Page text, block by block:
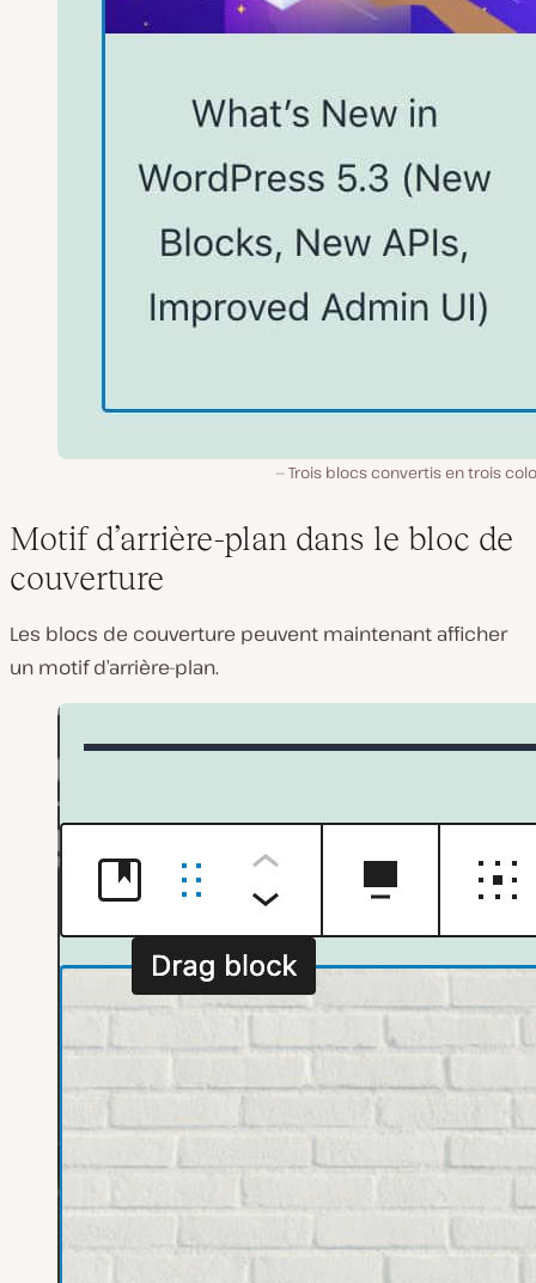
Trois blocs convertis en trois
Motif d’arrière-plan dans le bloc de
couverture
Les blocs de couverture peuvent maintenant afficher
un motif d’arrière-plan.